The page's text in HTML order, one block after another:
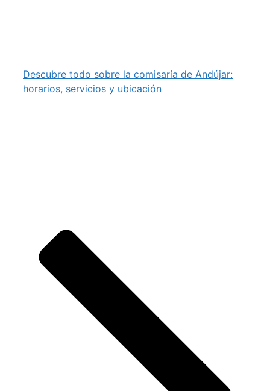
Descubre todo sobre la comisaría de Andújar:
horarios, servicios y ubicación